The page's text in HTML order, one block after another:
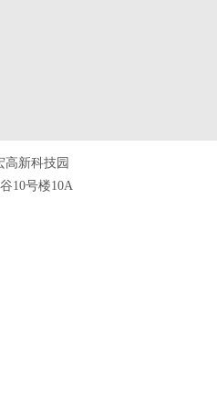
新科技园
10号楼10A